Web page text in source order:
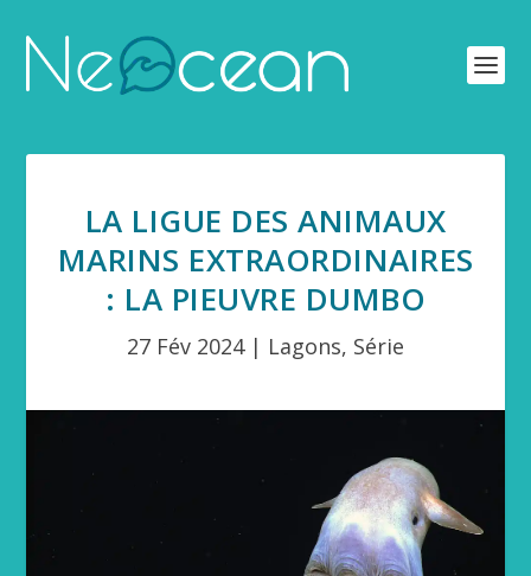
LA LIGUE DES ANIMAUX
MARINS EXTRAORDINAIRES
: LA PIEUVRE DUMBO
27 Fév 2024| Lagons, Série